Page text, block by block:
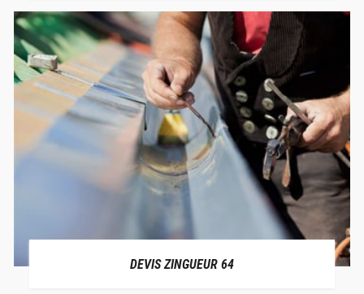
DEVIS ZINGUEUR 64